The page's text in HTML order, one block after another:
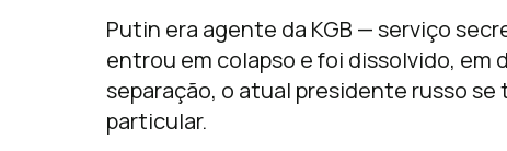
Putin era agente da KGB — serviço
entrou em colapso e foi dissolvido, em
separação, o atual presidente russo
particular.